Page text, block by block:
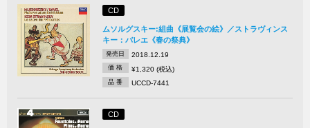
CD
ムソルグスキー:組曲《展覧会の絵》／ストラヴィンス
キー：バレエ《春の祭典》
発売日 2018.12.19
価 格 ¥1,320 (税込)
品 番 UCCD-7441
CD